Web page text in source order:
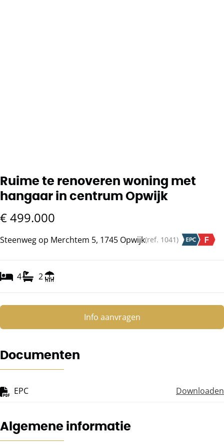
Ruime te renoveren woning met
hangaar in centrum Opwijk
€ 499.000
Steenweg op Merchtem 5, 1745 Opwijk(ref. 1041)
4 2
Info aanvragen
Documenten
EPC Downloaden
Algemene informatie